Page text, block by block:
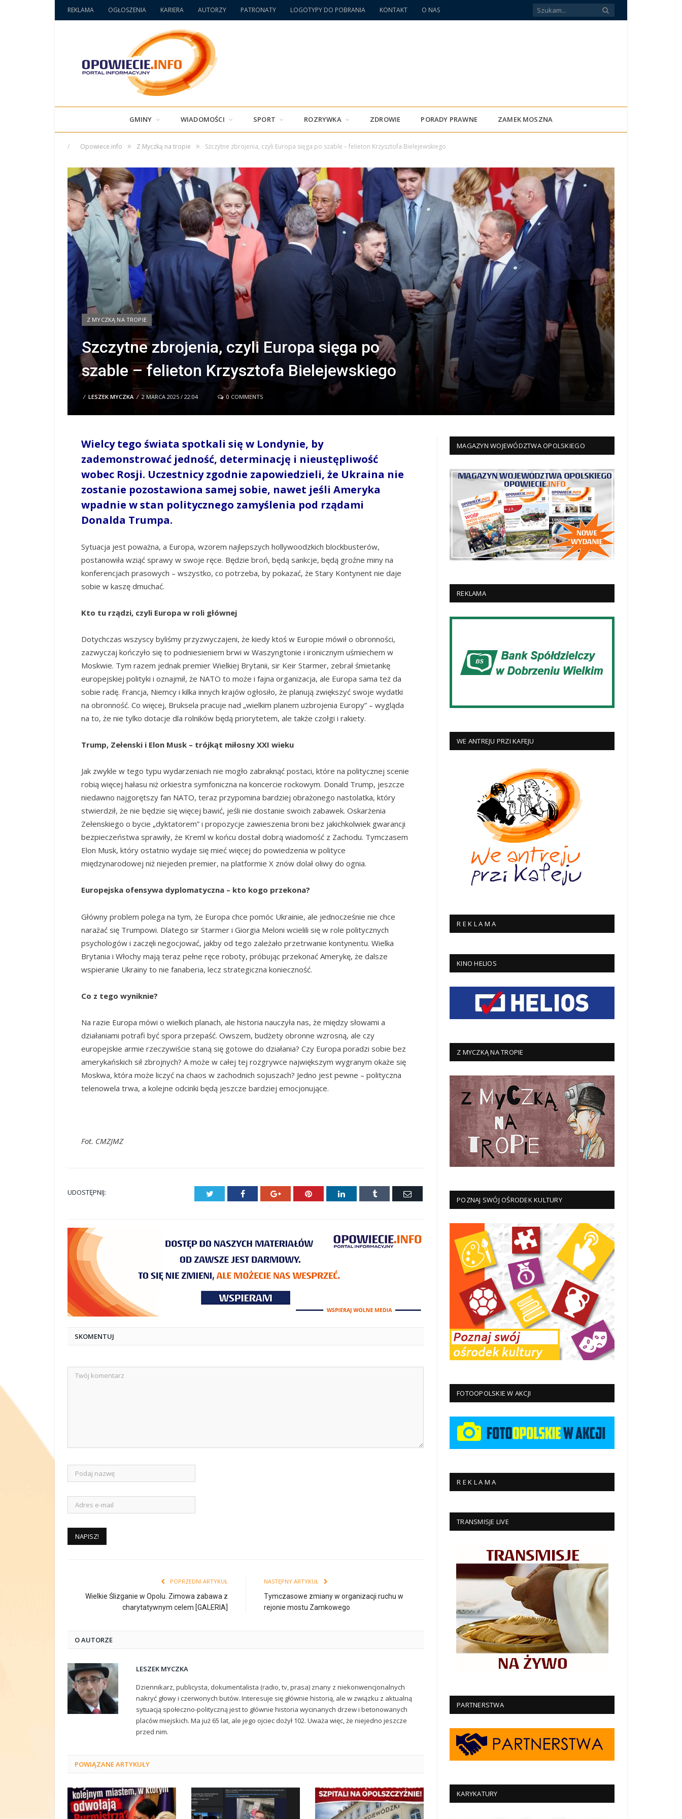
REKLAMA OGŁOSZENIA KARIERA AUTORZY PATRONATY LOGOTYPY DO POBRANIA KONTAKT O NAS
GMINY WIADOMOŚCI SPORT ROZRYWKA ZDROWIE PORADY PRAWNE ZAMEK MOSZNA
/ Opowiece.info » Z Myczką na tropie » Szczytne zbrojenia, czyli Europa sięga po szable – felieton Krzysztofa Bielejewskiego
Z MYCZKĄ NA TROPIE
Szczytne zbrojenia, czyli Europa sięga po
szable – felieton Krzysztofa Bielejewskiego
/ LESZEK MYCZKA / 2 MARCA 2025 / 22:04 0 COMMENTS
Wielcy tego świata spotkali się w Londynie, by
zademonstrować jedność, determinację i nieustępliwość
wobec Rosji. Uczestnicy zgodnie zapowiedzieli, że Ukraina nie
zostanie pozostawiona samej sobie, nawet jeśli Ameryka
wpadnie w stan politycznego zamyślenia pod rządami
Donalda Trumpa.
Sytuacja jest poważna, a Europa, wzorem najlepszych hollywoodzkich blockbusterów,
postanowiła wziąć sprawy w swoje ręce. Będzie broń, będą sankcje, będą groźne miny na
konferencjach prasowych – wszystko, co potrzeba, by pokazać, że Stary Kontynent nie daje
sobie w kaszę dmuchać.
Kto tu rządzi, czyli Europa w roli głównej
Dotychczas wszyscy byliśmy przyzwyczajeni, że kiedy ktoś w Europie mówił o obronności,
zazwyczaj kończyło się to podniesieniem brwi w Waszyngtonie i ironicznym uśmiechem w
Moskwie. Tym razem jednak premier Wielkiej Brytanii, sir Keir Starmer, zebrał śmietankę
europejskiej polityki i oznajmił, że NATO to może i fajna organizacja, ale Europa sama też da
sobie radę. Francja, Niemcy i kilka innych krajów ogłosiło, że planują zwiększyć swoje wydatki
na obronność. Co więcej, Bruksela pracuje nad „wielkim planem uzbrojenia Europy” – wygląda
na to, że nie tylko dotacje dla rolników będą priorytetem, ale także czołgi i rakiety.
Trump, Zełenski i Elon Musk – trójkąt miłosny XXI wieku
Jak zwykle w tego typu wydarzeniach nie mogło zabraknąć postaci, które na politycznej scenie
robią więcej hałasu niż orkiestra symfoniczna na koncercie rockowym. Donald Trump, jeszcze
niedawno najgorętszy fan NATO, teraz przypomina bardziej obrażonego nastolatka, który
stwierdził, że nie będzie się więcej bawić, jeśli nie dostanie swoich zabawek. Oskarżenia
Zełenskiego o bycie „dyktatorem” i propozycje zawieszenia broni bez jakichkolwiek gwarancji
bezpieczeństwa sprawiły, że Kreml w końcu dostał dobrą wiadomość z Zachodu. Tymczasem
Elon Musk, który ostatnio wydaje się mieć więcej do powiedzenia w polityce
międzynarodowej niż niejeden premier, na platformie X znów dolał oliwy do ognia.
Europejska ofensywa dyplomatyczna – kto kogo przekona?
Główny problem polega na tym, że Europa chce pomóc Ukrainie, ale jednocześnie nie chce
narażać się Trumpowi. Dlatego sir Starmer i Giorgia Meloni wcielili się w role politycznych
psychologów i zaczęli negocjować, jakby od tego zależało przetrwanie kontynentu. Wielka
Brytania i Włochy mają teraz pełne ręce roboty, próbując przekonać Amerykę, że dalsze
wspieranie Ukrainy to nie fanaberia, lecz strategiczna konieczność.
Co z tego wyniknie?
Na razie Europa mówi o wielkich planach, ale historia nauczyła nas, że między słowami a
działaniami potrafi być spora przepaść. Owszem, budżety obronne wzrosną, ale czy
europejskie armie rzeczywiście staną się gotowe do działania? Czy Europa poradzi sobie bez
amerykańskich sił zbrojnych? A może w całej tej rozgrywce największym wygranym okaże się
Moskwa, która może liczyć na chaos w zachodnich sojuszach? Jedno jest pewne – polityczna
telenowela trwa, a kolejne odcinki będą jeszcze bardziej emocjonujące.
Fot. CMZJMZ
UDOSTĘPNIJ: Twitter Facebook Google+ Pinterest LinkedIn Tumblr
E-
SKOMENTUJ
POPRZEDNI ARTYKUŁ
Wielkie Ślizganie w Opolu. Zimowa zabawa z
charytatywnym celem [GALERIA]
NASTĘPNY ARTYKUŁ
Tymczasowe zmiany w organizacji ruchu w
rejonie mostu Zamkowego
O AUTORZE
LESZEK MYCZKA
Dziennikarz, publicysta, dokumentalista (radio, tv, prasa) znany z niekonwencjonalnych
nakryć głowy i czerwonych butów. Interesuje się głównie historią, ale w związku z aktualną
sytuacją społeczno-polityczną jest to głównie historia wycinanych drzew i betonowanych
placów miejskich. Ma już 65 lat, ale jego ojciec dożył 102. Uważa więc, że niejedno jeszcze
przed nim.
POWIĄZANEARTYKUŁY
MAGAZYN WOJEWÓDZTWA OPOLSKIEGO
REKLAMA
WE ANTREJU PRZI KAFEJU
R E K L A M A
KINO HELIOS
Z MYCZKĄ NA TROPIE
POZNAJ SWÓJ OŚRODEK KULTURY
FOTOOPOLSKIE W AKCJI
R E K L A M A
TRANSMISJE LIVE
PARTNERSTWA
KARYKATURY